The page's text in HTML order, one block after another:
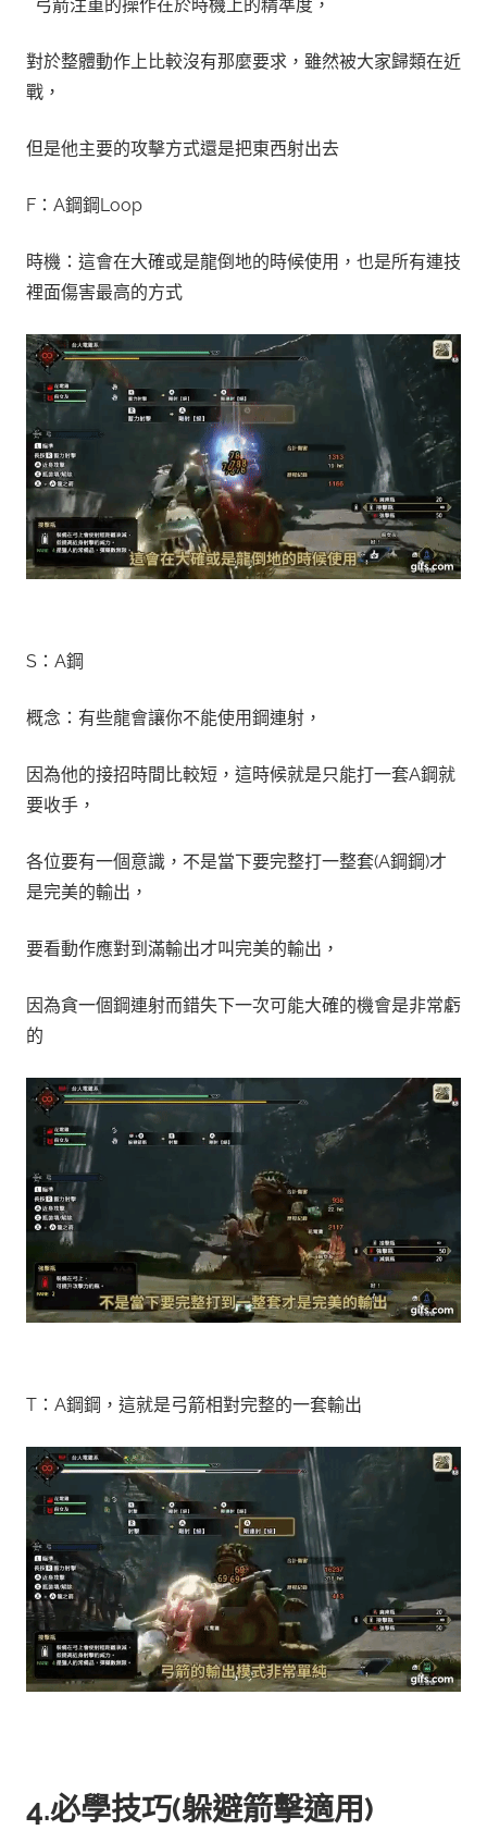
弓箭注重的操作在於時機上的精準度 ，
對於整體動作上比較沒有那麼要求，雖然被大家歸類在近
戰，
但是他主要的攻擊方式還是把東西射出去
F：A鋼鋼Loop
時機：這會在大確或是龍倒地的時候使用，也是所有連技
裡面傷害最高的方式
S：A鋼
概念：有些龍會讓你不能使用鋼連射，
因為他的接招時間比較短，這時候就是只能打一套A鋼就
要收手，
各位要有一個意識，不是當下要完整打一整套(A鋼鋼)才
是完美的輸出，
要看動作應對到滿輸出才叫完美的輸出，
因為貪一個鋼連射而錯失下一次可能大確的機會是非常虧
的
T：A鋼鋼，這就是弓箭相對完整的一套輸出
4.必學技巧(躲避箭擊適用)